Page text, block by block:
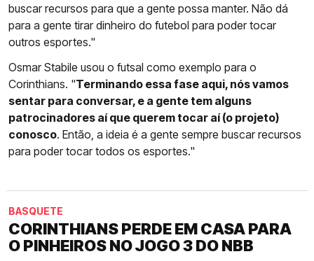
buscar recursos para que a gente possa manter. Não dá
para a gente tirar dinheiro do futebol para poder tocar
outros esportes."
Osmar Stabile usou o futsal como exemplo para o
Corinthians. "Terminando essa fase aqui, nós vamos
sentar para conversar, e a gente tem alguns
patrocinadores aí que querem tocar aí (o projeto)
conosco. Então, a ideia é a gente sempre buscar recursos
para poder tocar todos os esportes."
BASQUETE
CORINTHIANS PERDE EM CASA PARA
O PINHEIROS NO JOGO 3 DO NBB